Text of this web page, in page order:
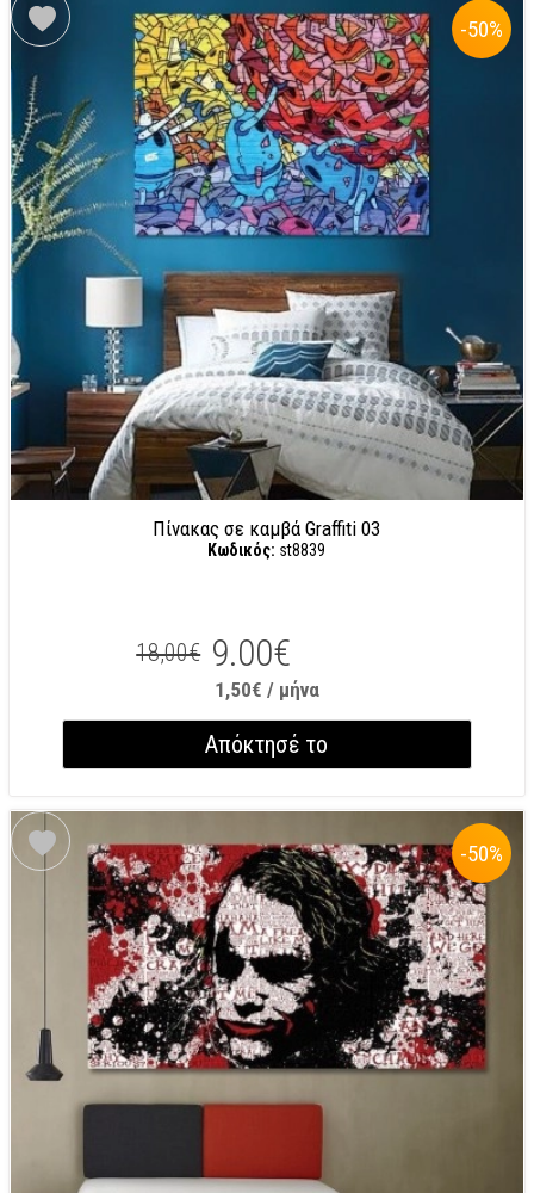
-50%
Πίνακας σε καμβά Graffiti 03
Κωδικός: st8839
18,00€ 9.00€
1,50€ / μήνα
Απόκτησέ το
-50%